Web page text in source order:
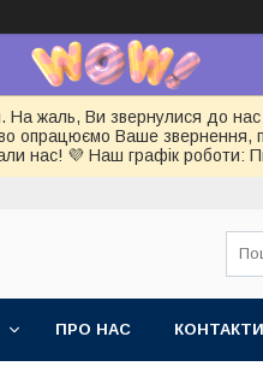
На жаль, Ви звернулися до
опрацюємо Ваше
нас! 💜 Наш графік
ПРО НАС КОНТАКТИ